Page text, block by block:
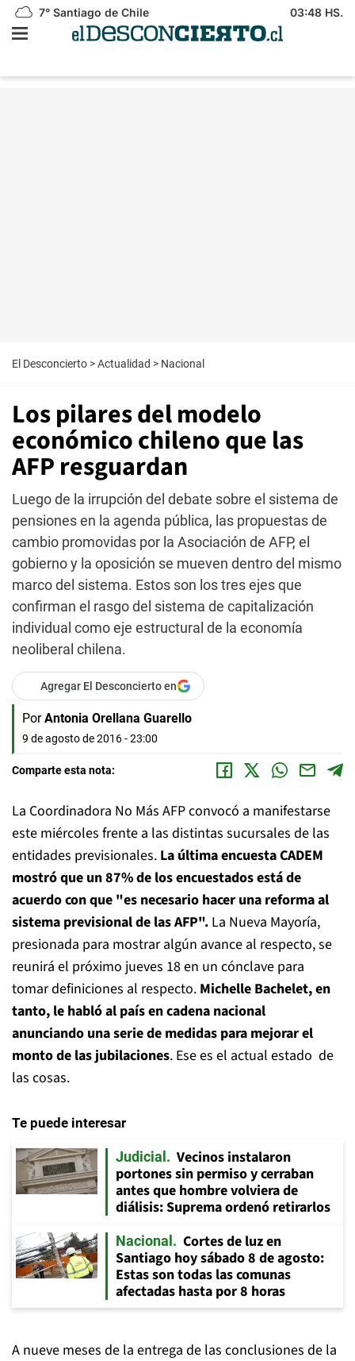
7° Santiago de Chile 03:48 HS.
El Desconcierto >Actualidad > Nacional
Los pilares del modelo
económico chileno que las
AFP resguardan
Luego de la irrupción del debate sobre el sistema de
pensiones en la agenda pública, las propuestas de
cambio promovidas por la Asociación de AFP, el
gobierno y la oposición se mueven dentro del mismo
marco del sistema. Estos son los tres ejes que
confirman el rasgo del sistema de capitalización
individual como eje estructural de la economía
neoliberal chilena.
Agregar El Desconcierto en
Por Antonia Orellana Guarello
9 de agosto de 2016 - 23:00
Comparte esta nota:
La Coordinadora No Más AFP convocó a manifestarse
este miércoles frente a las distintas sucursales de las
entidades previsionales. La última encuesta CADEM
mostró que un 87% de los encuestados está de
acuerdo con que "es necesario hacer una reforma al
sistema previsional de las AFP". La Nueva Mayoría,
presionada para mostrar algún avance al respecto, se
reunirá el próximo jueves 18 en un cónclave para
tomar definiciones al respecto. Michelle Bachelet, en
tanto, le habló al país en cadena nacional
anunciando una serie de medidas para mejorar el
monto de las jubilaciones. Ese es el actual estado de
las cosas.
Te puede interesar
Judicial
Vecinos instalaron
portones sin permiso y cerraban
antes que hombre volviera de
diálisis: Suprema ordenó retirarlos
Nacional
Cortes de luz en
Santiago hoy sábado 8 de agosto:
Estas son todas las comunas
afectadas hasta por 8 horas
A nueve meses de la entrega de las conclusiones de la